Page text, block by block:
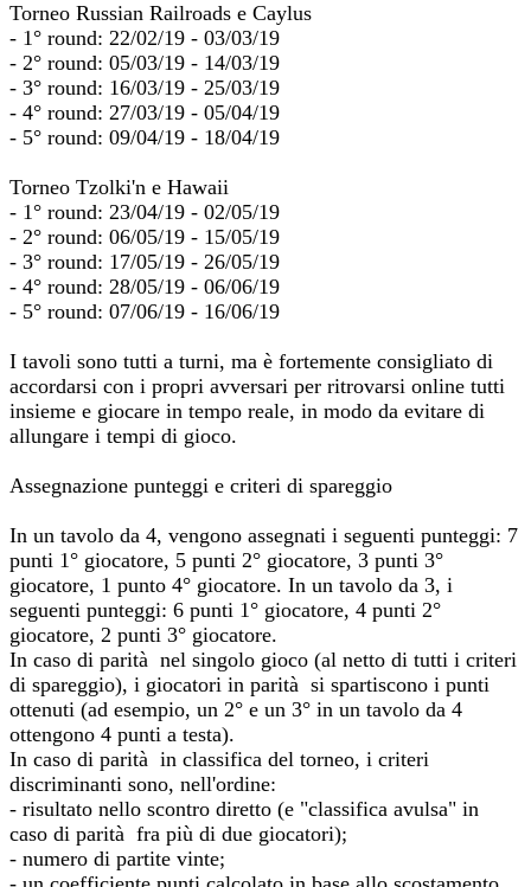
Torneo Russian Railroads e Caylus
- 1° round: 22/02/19 - 03/03/19
- 2° round: 05/03/19 - 14/03/19
- 3° round: 16/03/19 - 25/03/19
- 4° round: 27/03/19 - 05/04/19
- 5° round: 09/04/19 - 18/04/19
Torneo Tzolki'n e Hawaii
- 1° round: 23/04/19 - 02/05/19
- 2° round: 06/05/19 - 15/05/19
- 3° round: 17/05/19 - 26/05/19
- 4° round: 28/05/19 - 06/06/19
- 5° round: 07/06/19 - 16/06/19
I tavoli sono tutti a turni, ma è fortemente consigliato di
accordarsi con i propri avversari per ritrovarsi online tutti
insieme e giocare in tempo reale, in modo da evitare di
allungare i tempi di gioco.
Assegnazione punteggi e criteri di spareggio
In un tavolo da 4, vengono assegnati i seguenti punteggi: 7
punti 1° giocatore, 5 punti 2° giocatore, 3 punti 3°
giocatore, 1 punto 4° giocatore. In un tavolo da 3, i
seguenti punteggi: 6 punti 1° giocatore, 4 punti 2°
giocatore, 2 punti 3° giocatore.
In caso di parità nel singolo gioco (al netto di tutti i criteri
di spareggio), i giocatori in parità si spartiscono i punti
ottenuti (ad esempio, un 2° e un 3° in un tavolo da 4
ottengono 4 punti a testa).
In caso di parità in classifica del torneo, i criteri
discriminanti sono, nell'ordine:
- risultato nello scontro diretto (e "classifica avulsa" in
caso di parità fra più di due giocatori);
- numero di partite vinte;